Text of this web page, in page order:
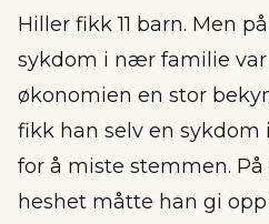
Hiller fikk 11 barn. Men
sykdom i nær familie
økonomien en stor
fikk han selv en sykdom
for å miste stemmen.
heshet måtte han gi opp